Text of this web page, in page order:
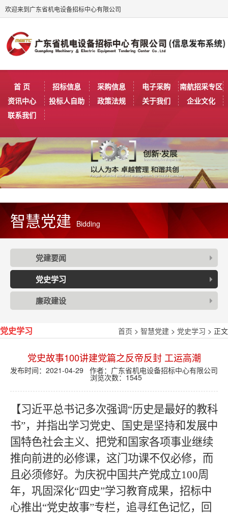
欢迎来到广东省机电设备招标中心有限公司
首 页 招标信息 采购信息 电子采购
南航招采专区
资讯中心
投标人自助 政策法规 关于我们
企业文化
联系我们
智慧党建 Bidding
党建要闻
党史学习
廉政建设
党史学习 首页 > 智慧党建 > 党史学习 > 正文
党史故事100讲建党篇之反帝反封 工运高潮
发布时间：2021-04-29 作者：广东省机电设备招标中心有限公司
浏览次数：1545
【习近平总书记多次强调“历史是最好的教科
书”，并指出学习党史、国史是坚持和发展中
国特色社会主义、把党和国家各项事业继续
推向前进的必修课，这门功课不仅必修，而
且必须修好。为庆祝中国共产党成立100周
年，巩固深化“四史”学习教育成果，招标中
心推出“党史故事”专栏，追寻红色记忆，回